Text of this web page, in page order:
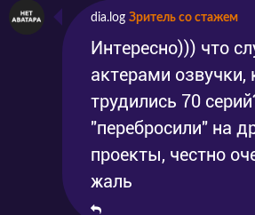
dia.log Зритель со стажем
Интересно))) что
актерами озвучки,
трудились 70
"перебросили" на
проекты, честно
жаль